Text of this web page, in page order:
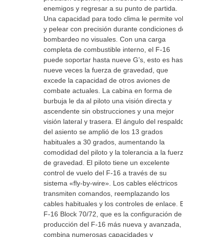
enemigos y regresar a su punto de partida.
Una capacidad para todo clima le permite volar
y pelear con precisión durante condiciones de
bombardeo no visuales. Con una carga
completa de combustible interno, el F-16
puede soportar hasta nueve G’s, esto es hasta
nueve veces la fuerza de gravedad, que
excede la capacidad de otros aviones de
combate actuales. La cabina en forma de
burbuja le da al piloto una visión directa y
ascendente sin obstrucciones y una mejor
visión lateral y trasera. El ángulo del respaldo
del asiento se amplió de los 13 grados
habituales a 30 grados, aumentando la
comodidad del piloto y la tolerancia a la fuerza
de gravedad. El piloto tiene un excelente
control de vuelo del F-16 a través de su
sistema «fly-by-wire». Los cables eléctricos
transmiten comandos, reemplazando los
cables habituales y los controles de enlace. El
F-16 Block 70/72, que es la configuración de
producción del F-16 más nueva y avanzada,
combina numerosas capacidades y